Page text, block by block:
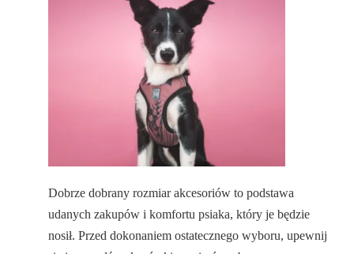
Dobrze dobrany rozmiar akcesoriów to podstawa
udanych zakupów i komfortu psiaka, który je będzie
nosił. Przed dokonaniem ostatecznego wyboru, upewnij